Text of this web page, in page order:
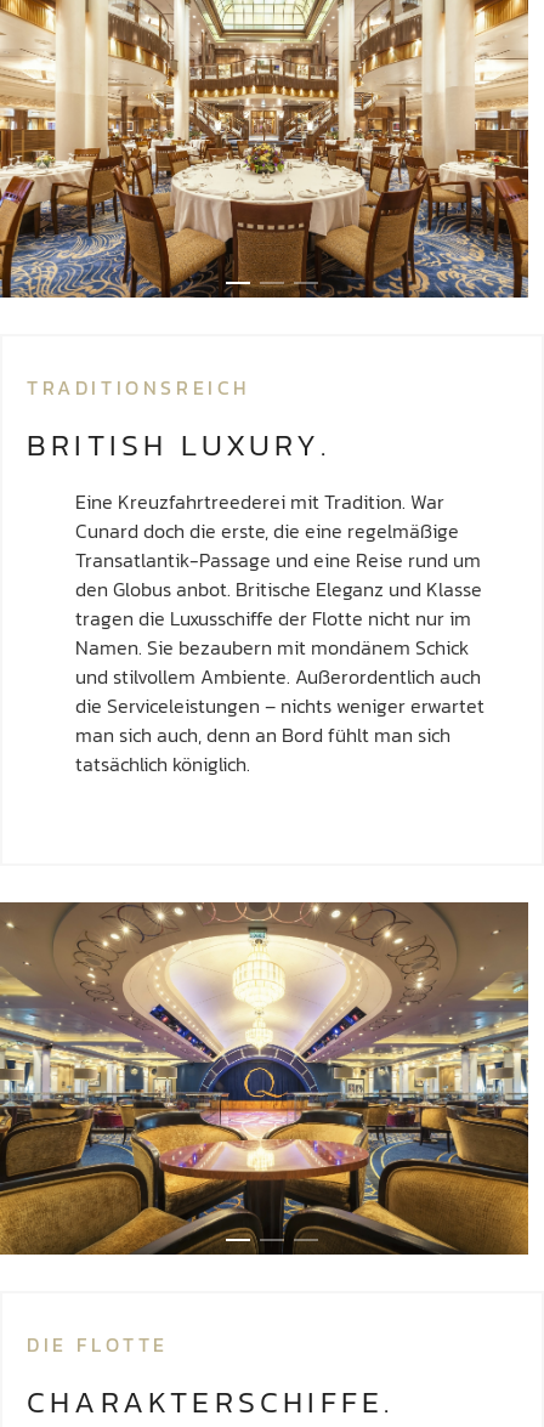
TRADITIONSREICH
BRITISH LUXURY.
Eine Kreuzfahrtreederei mit Tradition. War
Cunard doch die erste, die eine regelmäßige
Transatlantik-Passage und eine Reise rund um
den Globus anbot. Britische Eleganz und Klasse
tragen die Luxusschiffe der Flotte nicht nur im
Namen. Sie bezaubern mit mondänem Schick
und stilvollem Ambiente. Außerordentlich auch
die Serviceleistungen – nichts weniger erwartet
man sich auch, denn an Bord fühlt man sich
tatsächlich königlich.
DIE FLOTTE
CHARAKTERSCHIFFE.